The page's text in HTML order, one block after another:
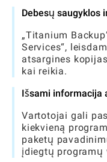
Debesų saugyklos
„Titanium
Services“,
atsargines
kai reikia.
Išsami informacija
Vartotojai gali
kiekvieną
paketų
įdiegtų programų